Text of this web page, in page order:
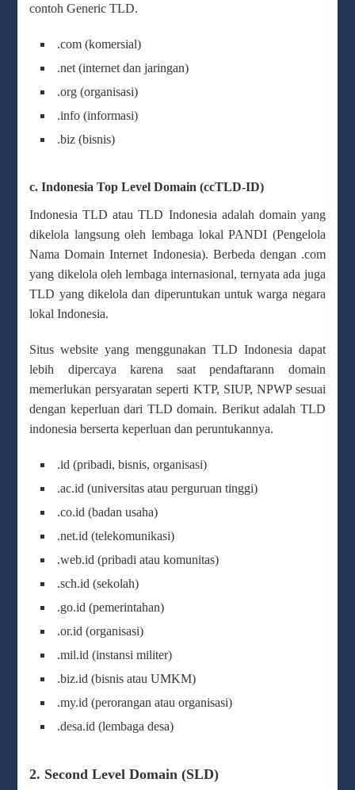
contoh Generic TLD.
.com (komersial)
.net (internet dan jaringan)
.org (organisasi)
.info (informasi)
.biz (bisnis)
c. Indonesia Top Level Domain (ccTLD-ID)
Indonesia TLD atau TLD Indonesia adalah domain yang
dikelola langsung oleh lembaga lokal PANDI (Pengelola
Nama Domain Internet Indonesia). Berbeda dengan .com
yang dikelola oleh lembaga internasional, ternyata ada juga
TLD yang dikelola dan diperuntukan untuk warga negara
lokal Indonesia.
Situs website yang menggunakan TLD Indonesia dapat
lebih dipercaya karena saat pendaftarann domain
memerlukan persyaratan seperti KTP, SIUP, NPWP sesuai
dengan keperluan dari TLD domain. Berikut adalah TLD
indonesia berserta keperluan dan peruntukannya.
.id (pribadi, bisnis, organisasi)
.ac.id (universitas atau perguruan tinggi)
.co.id (badan usaha)
.net.id (telekomunikasi)
.web.id (pribadi atau komunitas)
.sch.id (sekolah)
.go.id (pemerintahan)
.or.id (organisasi)
.mil.id (instansi militer)
.biz.id (bisnis atau UMKM)
.my.id (perorangan atau organisasi)
.desa.id (lembaga desa)
2. Second Level Domain (SLD)